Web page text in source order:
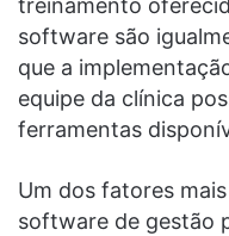
treinamento
software são
que a
equipe da clínica
ferramentas
Um dos fatores
software de gestão